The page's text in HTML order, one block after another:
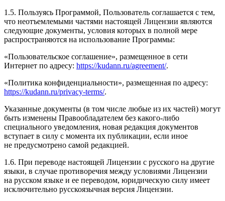
1.5. Пользуясь Программой, Пользователь соглашается с тем,
что неотъемлемыми частями настоящей Лицензии являются
следующие документы, условия которых в полной мере
распространяются на использование Программы:
«Пользовательское соглашение», размещенное в сети
Интернет по адресу: https://kudann.ru/agreement/.
«Политика конфиденциальности», размещенная по адресу:
https://kudann.ru/privacy-terms/.
Указанные документы (в том числе любые из их частей) могут
быть изменены Правообладателем без какого-либо
специального уведомления, новая редакция документов
вступает в силу с момента их публикации, если иное
не предусмотрено самой редакцией.
1.6. При переводе настоящей Лицензии с русского на другие
языки, в случае противоречия между условиями Лицензии
на русском языке и ее переводом, юридическую силу имеет
исключительно русскоязычная версия Лицензии.